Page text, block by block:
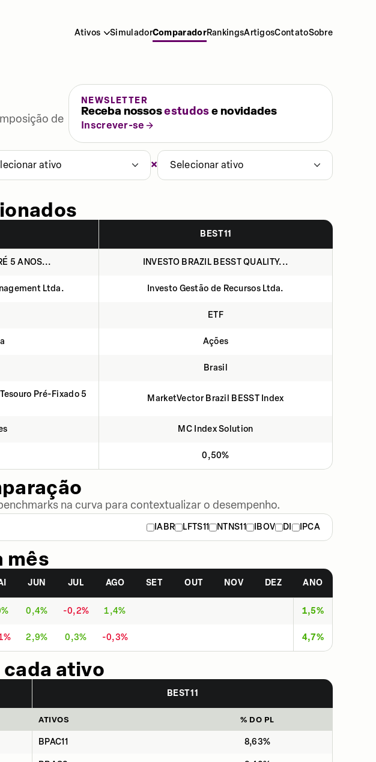
Ativos SimuladorComparadorRankingsArtigosContatoSobre
de
NEWSLETTER
Receba nossosestudose novidades
Inscrever-se
ativo × Selecionar ativo
BEST11
5 ANOS... INVESTO BRAZIL BESST QUALITY...
Ltda. Investo Gestão de Recursos Ltda.
ETF
Ações
Brasil
Pré-Fixado 5
MarketVector Brazil BESST Index
MC Index Solution
0,50%
na curva para contextualizar o desempenho.
IABR LFTS11 NTNS11 IBOV DI
IPCA
mês
JUN JUL AGO SET OUT NOV DEZ ANO
0,4% -0,2% 1,4% 1,5%
2,9% 0,3% -0,3%
4,7%
ativo
BEST11
ATIVOS % DO PL
BPAC11 8,63%